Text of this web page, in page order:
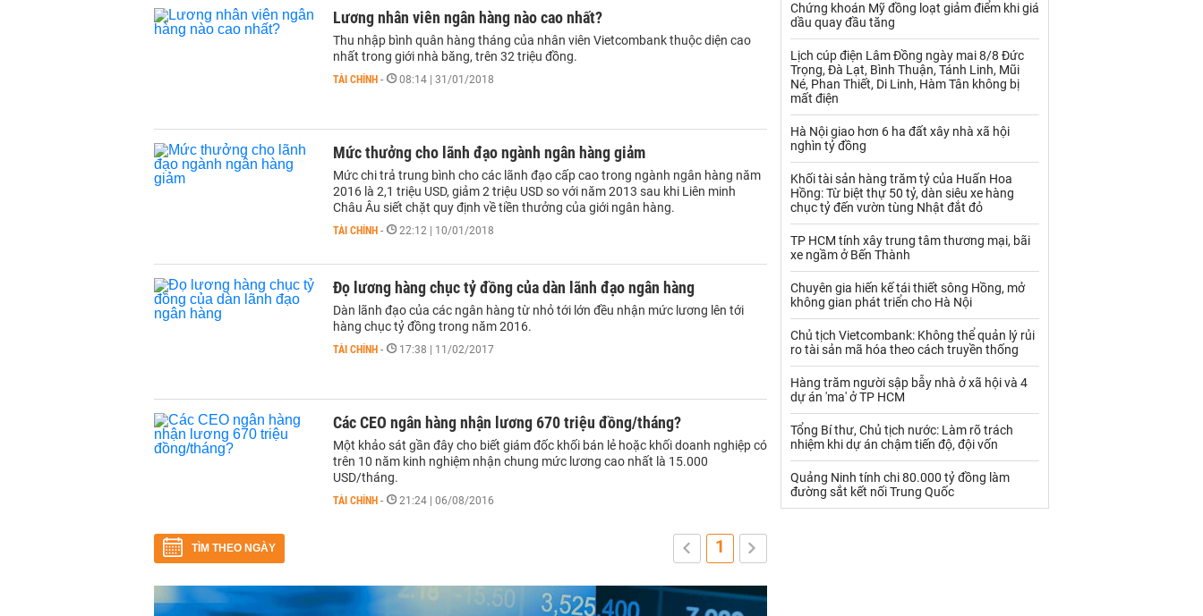
Lương nhân viên ngân hàng nào cao nhất?
Thu nhập bình quân hàng tháng của nhân viên Vietcombank thuộc diện cao
nhất trong giới nhà băng, trên 32 triệu đồng.
TÀI CHÍNH - 08:14 | 31/01/2018
Mức thưởng cho lãnh đạo ngành ngân hàng giảm
Mức chi trả trung bình cho các lãnh đạo cấp cao trong ngành ngân hàng năm
2016 là 2,1 triệu USD, giảm 2 triệu USD so với năm 2013 sau khi Liên minh
Châu Âu siết chặt quy định về tiền thưởng của giới ngân hàng.
TÀI CHÍNH - 22:12 | 10/01/2018
Đọ lương hàng chục tỷ đồng của dàn lãnh đạo ngân hàng
Dàn lãnh đạo của các ngân hàng từ nhỏ tới lớn đều nhận mức lương lên tới
hàng chục tỷ đồng trong năm 2016.
TÀI CHÍNH - 17:38 | 11/02/2017
Các CEO ngân hàng nhận lương 670 triệu đồng/tháng?
Một khảo sát gần đây cho biết giám đốc khối bán lẻ hoặc khối doanh nghiệp có
trên 10 năm kinh nghiệm nhận chung mức lương cao nhất là 15.000
USD/tháng.
TÀI CHÍNH - 21:24 | 06/08/2016
TÌM THEO NGÀY 1
Khí đốt
Kim loại khác Mắc ca
Muối
Nhựa - Hạt nhựa
Palladium Phân bón
Rau - Củ -Quả Sắt thép
Sữa
Than Thức ăn chăn nuôi
Vàng
Xi măng - Clynker
Chứng khoán Mỹ đồng loạt giảm điểm khi giá
dầu quay đầu tăng
Lịch cúp điện Lâm Đồng ngày mai 8/8 Đức
Trọng, Đà Lạt, Bình Thuận, Tánh Linh, Mũi
Né, Phan Thiết, Di Linh, Hàm Tân không bị
mất điện
Hà Nội giao hơn 6 ha đất xây nhà xã hội
nghìn tỷ đồng
Khối tài sản hàng trăm tỷ của Huấn Hoa
Hồng: Từ biệt thự 50 tỷ, dàn siêu xe hàng
chục tỷ đến vườn tùng Nhật đắt đỏ
TP HCM tính xây trung tâm thương mại, bãi
xe ngầm ở Bến Thành
Chuyên gia hiến kế tái thiết sông Hồng, mở
không gian phát triển cho Hà Nội
Chủ tịch Vietcombank: Không thể quản lý rủi
ro tài sản mã hóa theo cách truyền thống
Hàng trăm người sập bẫy nhà ở xã hội và 4
dự án 'ma' ở TP HCM
Tổng Bí thư, Chủ tịch nước: Làm rõ trách
nhiệm khi dự án chậm tiến độ, đội vốn
Quảng Ninh tính chi 80.000 tỷ đồng làm
đường sắt kết nối Trung Quốc